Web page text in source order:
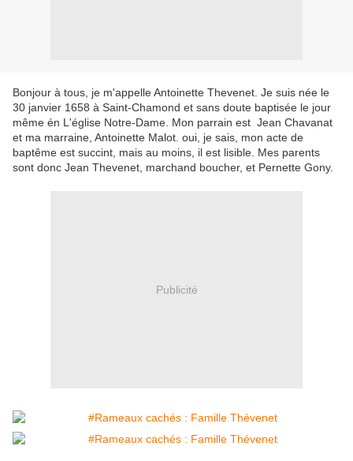
Bonjour à tous, je m'appelle Antoinette Thevenet. Je suis née le
30 janvier 1658 à Saint-Chamond et sans doute baptisée le jour
même én L'église Notre-Dame. Mon parrain est Jean Chavanat
et ma marraine, Antoinette Malot. oui, je sais, mon acte de
baptême est succint, mais au moins, il est lisible. Mes parents
sont donc Jean Thevenet, marchand boucher, et Pernette Gony.
Publicité